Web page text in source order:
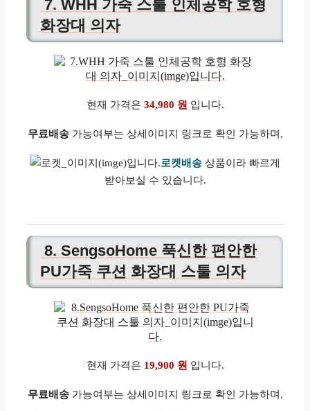
7. WHH 가죽 스툴 인체공학 호형
화장대 의자
현재 가격은 34,980 원 입니다.
무료배송가능여부는 상세이미지 링크로 확인 가능하며,
로켓배송 상품이라 빠르게
받아보실 수 있습니다.
8. SengsoHome 푹신한 편안한
PU가죽 쿠션 화장대 스툴 의자
현재 가격은 19,900 원 입니다.
무료배송가능여부는 상세이미지 링크로 확인 가능하며,